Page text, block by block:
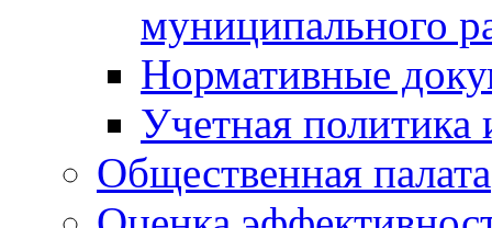
муниципального
Нормативные
Учетная политика
Общественная палата